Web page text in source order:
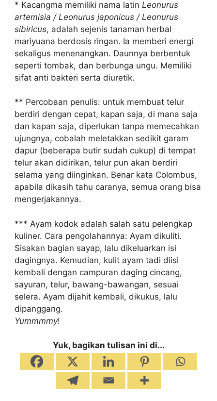
* Kacangma memiliki nama latin Leonurus
artemisia / Leonurus japonicus / Leonurus
sibiricus, adalah sejenis tanaman herbal
mariyuana berdosis ringan. Ia memberi energi
sekaligus menenangkan. Daunnya berbentuk
seperti tombak, dan berbunga ungu. Memiliki
sifat anti bakteri serta diuretik.
** Percobaan penulis: untuk membuat telur
berdiri dengan cepat, kapan saja, di mana saja
dan kapan saja, diperlukan tanpa memecahkan
ujungnya, cobalah meletakkan sedikit garam
dapur (beberapa butir sudah cukup) di tempat
telur akan didirikan, telur pun akan berdiri
selama yang diinginkan. Benar kata Colombus,
apabila dikasih tahu caranya, semua orang bisa
mengerjakannya.
*** Ayam kodok adalah salah satu pelengkap
kuliner. Cara pengolahannya: Ayam dikuliti.
Sisakan bagian sayap, lalu dikeluarkan isi
dagingnya. Kemudian, kulit ayam tadi diisi
kembali dengan campuran daging cincang,
sayuran, telur, bawang-bawangan, sesuai
selera. Ayam dijahit kembali, dikukus, lalu
dipanggang.
Yummmmy!
Yuk, bagikan tulisan ini di...